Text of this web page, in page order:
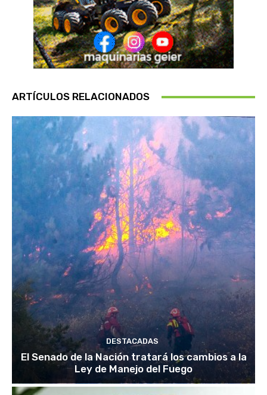
ARTÍCULOS RELACIONADOS
DESTACADAS
El Senado de la Nación tratará los cambios a la
Ley de Manejo del Fuego